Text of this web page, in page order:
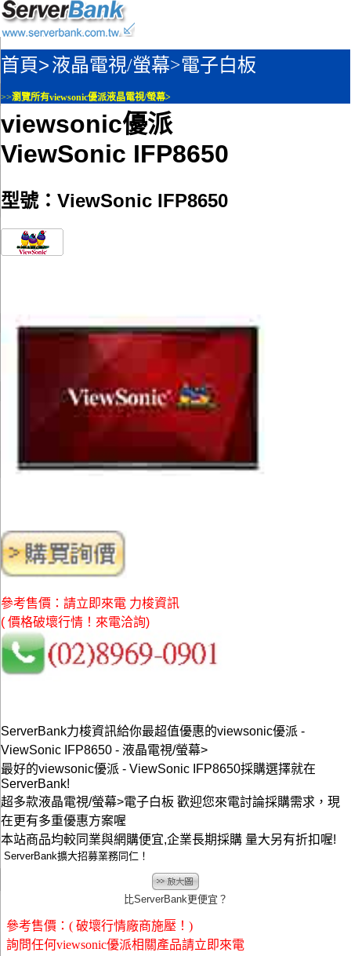
首頁>液晶電視/螢幕>電子白板
>>瀏覽所有viewsonic優派液晶電視/螢幕>
viewsonic優派
ViewSonic IFP8650
型號：ViewSonic IFP8650
參考售價：請立即來電 力梭資訊
( 價格破壞行情！來電洽詢)
ServerBank力梭資訊給你最超值優惠的viewsonic優派 -
ViewSonic IFP8650 - 液晶電視/螢幕>
最好的viewsonic優派 - ViewSonic IFP8650採購選擇就在
ServerBank!
超多款液晶電視/螢幕>電子白板 歡迎您來電討論採購需求，現
在更有多重優惠方案喔
本站商品均較同業與網購便宜,企業長期採購 量大另有折扣喔!
ServerBank擴大招募業務同仁！
比ServerBank更便宜？
參考售價：( 破壞行情廠商施壓！)
詢問任何viewsonic優派相關產品請立即來電